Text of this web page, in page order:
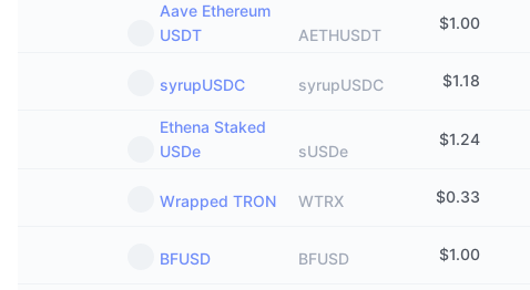
Aave Ethereum
USDT
AETHUSDT
$1.00
syrupUSDC syrupUSDC $1.18
Ethena Staked
USDe
sUSDe
$1.24
Wrapped TRON WTRX $0.33
BFUSD BFUSD $1.00